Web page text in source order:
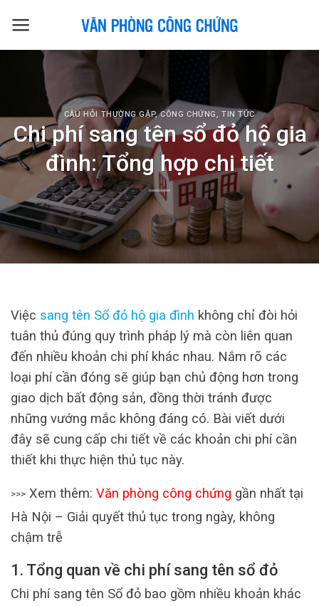
CÂU HỎI THƯỜNG GẶP,CÔNG CHỨNG,TIN TỨC
Chi phí sang tên sổ đỏ hộ gia
đình: Tổng hợp chi tiết
Việc sang tên Sổ đỏ hộ gia đình không chỉ đòi hỏi
tuân thủ đúng quy trình pháp lý mà còn liên quan
đến nhiều khoản chi phí khác nhau. Nắm rõ các
loại phí cần đóng sẽ giúp bạn chủ động hơn trong
giao dịch bất động sản, đồng thời tránh được
những vướng mắc không đáng có. Bài viết dưới
đây sẽ cung cấp chi tiết về các khoản chi phí cần
thiết khi thực hiện thủ tục này.
>>> Xem thêm: Văn phòng công chứng gần nhất tại
Hà Nội – Giải quyết thủ tục trong ngày, không
chậm trễ
1. Tổng quan về chi phí sang tên sổ đỏ
Chi phí sang tên Sổ đỏ bao gồm nhiều khoản khác